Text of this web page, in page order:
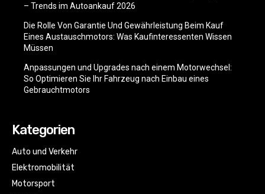
– Trends im Autoankauf 2026
Die Rolle Von Garantie Und Gewährleistung Beim Kauf
Eines Austauschmotors: Was Kaufinteressenten Wissen
Müssen
Anpassungen und Upgrades nach einem Motorwechsel:
So Optimieren Sie Ihr Fahrzeug nach Einbau eines
Gebrauchtmotors
Kategorien
Auto und Verkehr
Elektromobilität
Motorsport